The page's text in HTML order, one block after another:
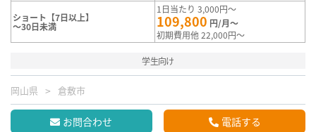
ショート【7日以上】
～30日未満
1日当たり 3,000円～
109,800 円/月～
初期費用他 22,000円～
学生向け
岡山県 倉敷市
お問合わせ 電話する